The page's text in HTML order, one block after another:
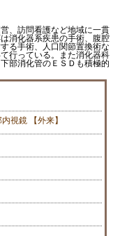
、訪問看護など地域に一貫
消化器系疾患の手術、腹腔
る手術、人口関節置換術な
行っている。また消化器科
部消化管のＥＳＤも積極的
視鏡 【外来】